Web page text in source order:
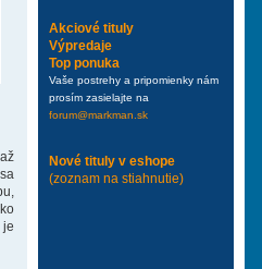
je
Akciové tituly
Výpredaje
Top ponuka
Vaše postrehy a pripomienky nám
prosím zasielajte na
forum@markman.sk
Nové tituly v eshope
(zoznam na stiahnutie)